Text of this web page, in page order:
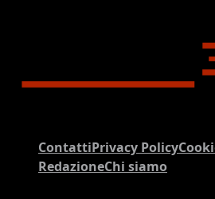
ContattiPrivacy Policy
RedazioneChi siamo